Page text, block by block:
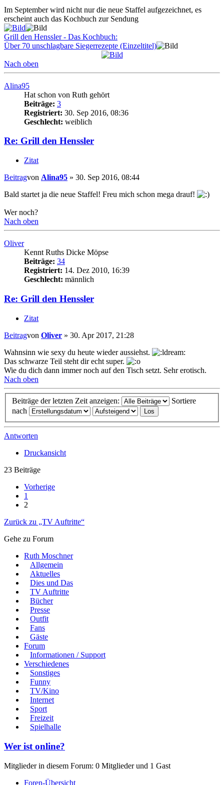
Im September wird nicht nur die neue Staffel aufgezeichnet, es
erscheint auch das Kochbuch zur Sendung
Grill den Henssler - Das Kochbuch:
Über 70 unschlagbare Siegerrezepte (Einzeltitel)
Nach oben
Alina95
Hat schon von Ruth gehört
Beiträge: 3
Registriert: 30. Sep 2016, 08:36
Geschlecht: weiblich
Re: Grill den Henssler
Zitat
Beitragvon Alina95 » 30. Sep 2016, 08:44
Bald startet ja die neue Staffel! Freu mich schon mega drauf!
Wer noch?
Nach oben
Oliver
Kennt Ruths Dicke Möpse
Beiträge: 34
Registriert: 14. Dez 2010, 16:39
Geschlecht: männlich
Re: Grill den Henssler
Zitat
Beitragvon Oliver » 30. Apr 2017, 21:28
Wahnsinn wie sexy du heute wieder aussiehst.
Das schwarze Teil steht dir echt super.
Wie du dich dann immer noch auf den Tisch setzt. Sehr erotisch.
Nach oben
Beiträge der letzten Zeit anzeigen:
Sortiere
nach
Antworten
Druckansicht
23 Beiträge
Vorherige
1
2
Zurück zu „TV Auftritte“
Gehe zu Forum
Ruth Moschner
Allgemein
Aktuelles
Dies und Das
TV Auftritte
Bücher
Presse
Outfit
Fans
Gäste
Forum
Informationen / Support
Verschiedenes
Sonstiges
Funny
TV/Kino
Internet
Sport
Freizeit
Spielhalle
Wer ist online?
Mitglieder in diesem Forum: 0 Mitglieder und 1 Gast
Foren-Übersicht